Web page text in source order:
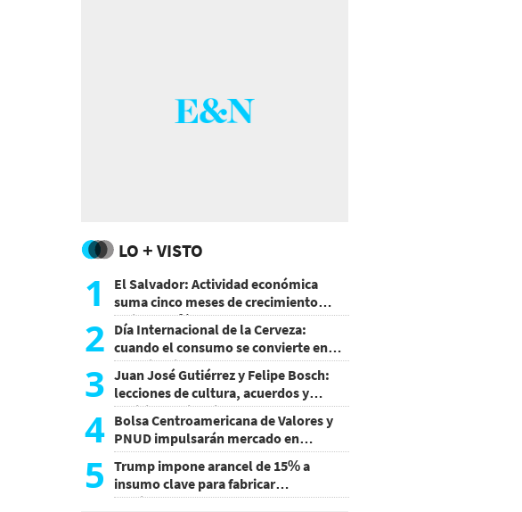
LO + VISTO
1
El Salvador: Actividad económica
suma cinco meses de crecimiento
arriba de 4%
2 Día Internacional de la Cerveza:
cuando el consumo se convierte en
experiencia
3 Juan José Gutiérrez y Felipe Bosch:
lecciones de cultura, acuerdos y
decisiones sin miedo
4 Bolsa Centroamericana de Valores y
PNUD impulsarán mercado en
Honduras
5
Trump impone arancel de 15% a
insumo clave para fabricar
semiconductores y paneles